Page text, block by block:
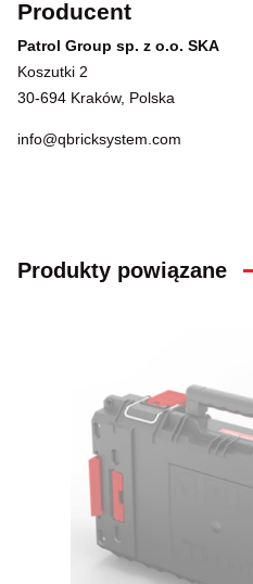
Producent
Patrol Group sp. z o.o. SKA
Koszutki 2
30-694 Kraków, Polska
info@qbricksystem.com
Produkty powiązane